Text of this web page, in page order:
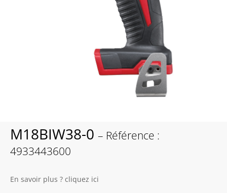
M18BIW38-0 – Référence :
4933443600
En savoir plus ? cliquez ici